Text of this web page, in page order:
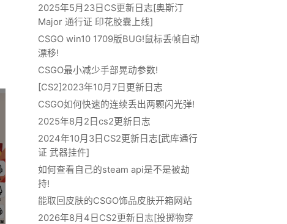
2025年5月23日CS更新日志[奥斯汀
Major 通行证 印花胶囊上线]
CSGO win10 1709版BUG!鼠标丢帧自动
漂移!
CSGO最小减少手部晃动参数!
[CS2]2023年10月7日更新日志
CSGO如何快速的连续丢出两颗闪光弹!
2025年8月2日cs2更新日志
2024年10月3日CS2更新日志[武库通行
证 武器挂件]
如何查看自己的steam api是不是被劫
持!
能取回皮肤的CSGO饰品皮肤开箱网站
2026年8月4日CS2更新日志[投掷物穿